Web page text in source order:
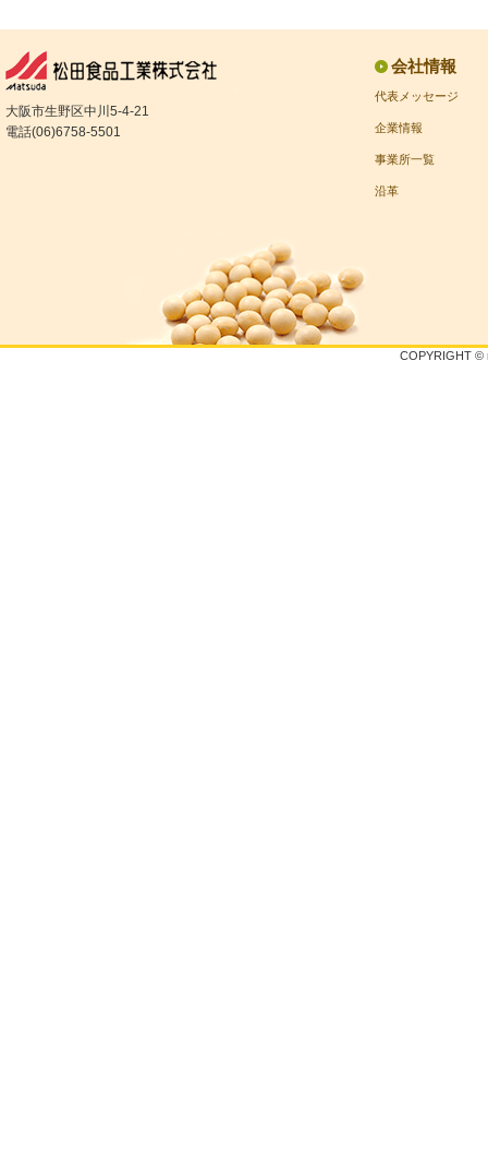
大阪市生野区中川5-4-21
電話(06)6758-5501
会社情報
代表メッセージ
企業情報
事業所一覧
沿革
COPYRIGHT ©